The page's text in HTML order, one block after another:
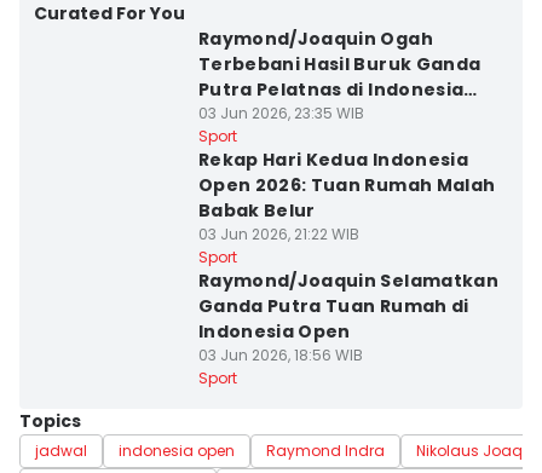
Curated For You
Raymond/Joaquin Ogah
Terbebani Hasil Buruk Ganda
Putra Pelatnas di Indonesia
Open 2026
03 Jun 2026, 23:35 WIB
Sport
Rekap Hari Kedua Indonesia
Open 2026: Tuan Rumah Malah
Babak Belur
03 Jun 2026, 21:22 WIB
Sport
Raymond/Joaquin Selamatkan
Ganda Putra Tuan Rumah di
Indonesia Open
03 Jun 2026, 18:56 WIB
Sport
Topics
jadwal indonesia open Raymond Indra
Nikolaus